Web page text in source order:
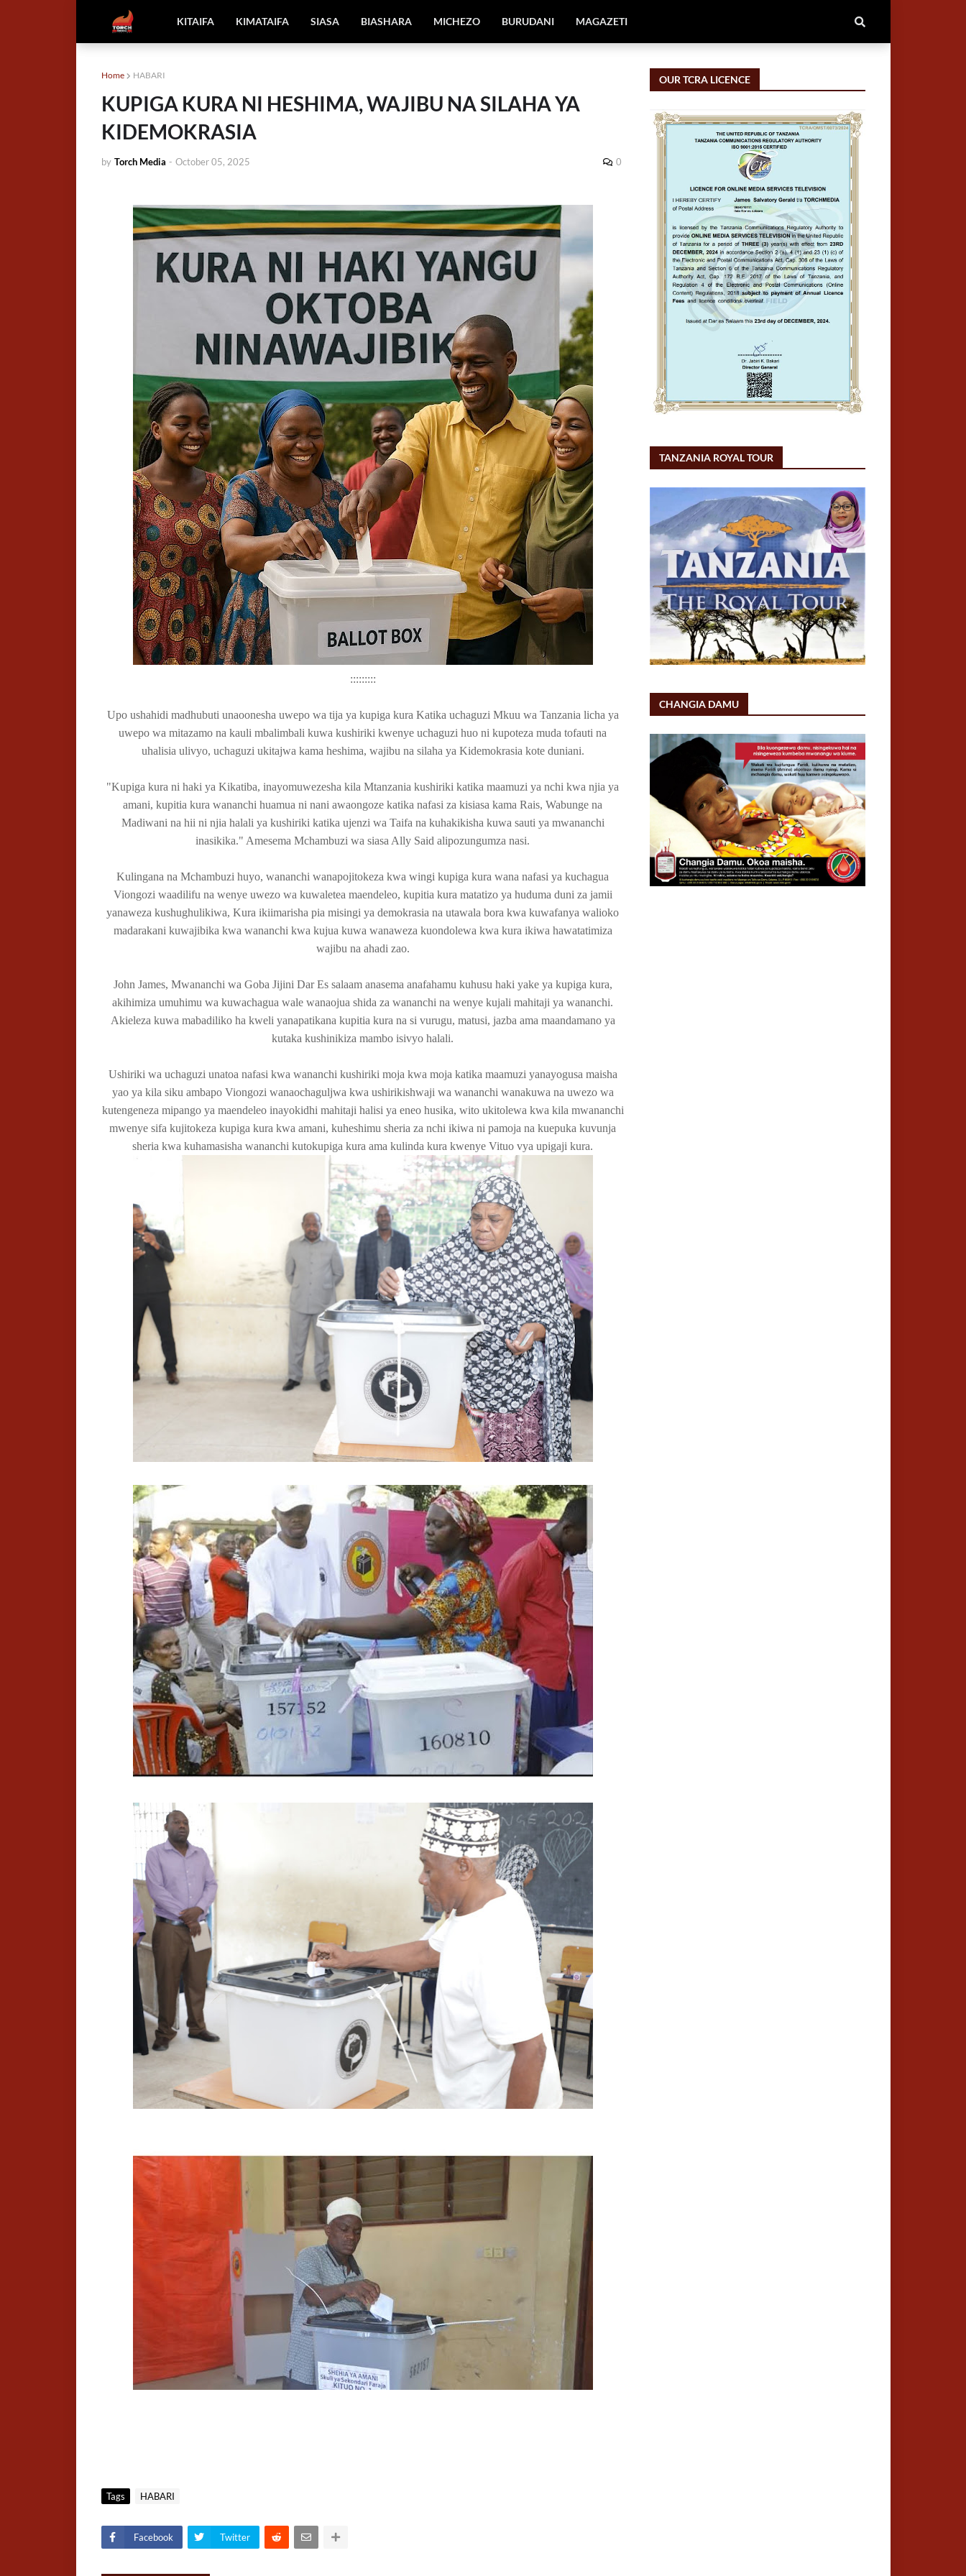
KITAIFA KIMATAIFA SIASA BIASHARA MICHEZO BURUDANI MAGAZETI
Home HABARI
KUPIGA KURA NI HESHIMA, WAJIBU NA SILAHA YA
KIDEMOKRASIA
by Torch Media - October 05, 2025 0
:::::::::
Upo ushahidi madhubuti unaoonesha uwepo wa tija ya kupiga kura Katika uchaguzi Mkuu wa Tanzania licha ya
uwepo wa mitazamo na kauli mbalimbali kuwa kushiriki kwenye uchaguzi huo ni kupoteza muda tofauti na
uhalisia ulivyo, uchaguzi ukitajwa kama heshima, wajibu na silaha ya Kidemokrasia kote duniani.
"Kupiga kura ni haki ya Kikatiba, inayomuwezesha kila Mtanzania kushiriki katika maamuzi ya nchi kwa njia ya
amani, kupitia kura wananchi huamua ni nani awaongoze katika nafasi za kisiasa kama Rais, Wabunge na
Madiwani na hii ni njia halali ya kushiriki katika ujenzi wa Taifa na kuhakikisha kuwa sauti ya mwananchi
inasikika." Amesema Mchambuzi wa siasa Ally Said alipozungumza nasi.
Kulingana na Mchambuzi huyo, wananchi wanapojitokeza kwa wingi kupiga kura wana nafasi ya kuchagua
Viongozi waadilifu na wenye uwezo wa kuwaletea maendeleo, kupitia kura matatizo ya huduma duni za jamii
yanaweza kushughulikiwa, Kura ikiimarisha pia misingi ya demokrasia na utawala bora kwa kuwafanya walioko
madarakani kuwajibika kwa wananchi kwa kujua kuwa wanaweza kuondolewa kwa kura ikiwa hawatatimiza
wajibu na ahadi zao.
John James, Mwananchi wa Goba Jijini Dar Es salaam anasema anafahamu kuhusu haki yake ya kupiga kura,
akihimiza umuhimu wa kuwachagua wale wanaojua shida za wananchi na wenye kujali mahitaji ya wananchi.
Akieleza kuwa mabadiliko ha kweli yanapatikana kupitia kura na si vurugu, matusi, jazba ama maandamano ya
kutaka kushinikiza mambo isivyo halali.
Ushiriki wa uchaguzi unatoa nafasi kwa wananchi kushiriki moja kwa moja katika maamuzi yanayogusa maisha
yao ya kila siku ambapo Viongozi wanaochaguljwa kwa ushirikishwaji wa wananchi wanakuwa na uwezo wa
kutengeneza mipango ya maendeleo inayokidhi mahitaji halisi ya eneo husika, wito ukitolewa kwa kila mwananchi
mwenye sifa kujitokeza kupiga kura kwa amani, kuheshimu sheria za nchi ikiwa ni pamoja na kuepuka kuvunja
sheria kwa kuhamasisha wananchi kutokupiga kura ama kulinda kura kwenye Vituo vya upigaji kura.
Tags HABARI
Facebook Twitter
OUR TCRA LICENCE
TANZANIA ROYAL TOUR
CHANGIA DAMU